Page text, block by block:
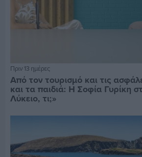
Πριν 13 ημέρες
Από τον τουρισμό και τις
και τα παιδιά: Η Σοφία Γυρίκη
Λύκειο, τι;»